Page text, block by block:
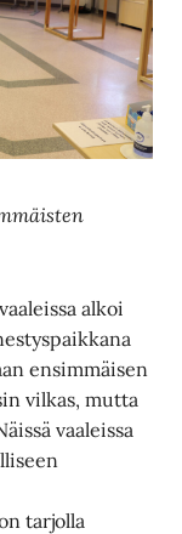
alkoi
ensimmäisen
vilkas, mutta
vaaleissa
tarjolla